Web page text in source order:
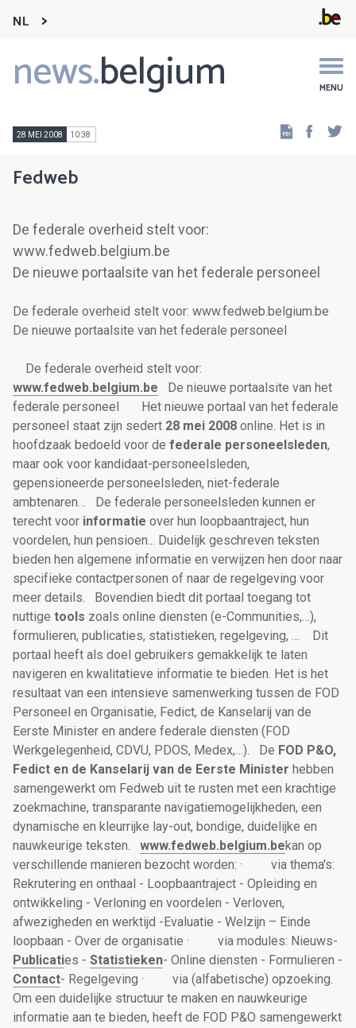
NL
news.belgium MENU
Main
navigation
28 MEI 2008 10:38
Fedweb
De federale overheid stelt voor:
www.fedweb.belgium.be
De nieuwe portaalsite van het federale personeel
De federale overheid stelt voor: www.fedweb.belgium.be
De nieuwe portaalsite van het federale personeel
De federale overheid stelt voor:
www.fedweb.belgium.be
De nieuwe portaalsite van het
federale personeel
Het nieuwe portaal van het federale
personeel staat zijn sedert 28 mei 2008 online. Het is in
hoofdzaak bedoeld voor de federale personeelsleden,
maar ook voor kandidaat-personeelsleden,
gepensioneerde personeelsleden, niet-federale
ambtenaren…
De federale personeelsleden kunnen er
terecht voor informatie over hun loopbaantraject, hun
voordelen, hun pensioen... Duidelijk geschreven teksten
bieden hen algemene informatie en verwijzen hen door naar
specifieke contactpersonen of naar de regelgeving voor
meer details.
Bovendien biedt dit portaal toegang tot
nuttige tools zoals online diensten (e-Communities,…),
formulieren, publicaties, statistieken, regelgeving, …
Dit
portaal heeft als doel gebruikers gemakkelijk te laten
navigeren en kwalitatieve informatie te bieden. Het is het
resultaat van een intensieve samenwerking tussen de FOD
Personeel en Organisatie, Fedict, de Kanselarij van de
Eerste Minister en andere federale diensten (FOD
Werkgelegenheid, CDVU, PDOS, Medex,…).
De FOD P&O,
Fedict en de Kanselarij van de Eerste Minister hebben
samengewerkt om Fedweb uit te rusten met een krachtige
zoekmachine, transparante navigatiemogelijkheden, een
dynamische en kleurrijke lay-out, bondige, duidelijke en
nauwkeurige teksten.
www.fedweb.belgium.bekan op
verschillende manieren bezocht worden: ·
via thema's:
Rekrutering en onthaal - Loopbaantraject - Opleiding en
ontwikkeling - Verloning en voordelen - Verloven,
afwezigheden en werktijd -Evaluatie - Welzijn – Einde
loopbaan - Over de organisatie ·
via modules: Nieuws-
Publicaties - Statistieken- Online diensten - Formulieren -
Contact- Regelgeving ·
via (alfabetische) opzoeking.
Om een duidelijke structuur te maken en nauwkeurige
informatie aan te bieden, heeft de FOD P&O samengewerkt